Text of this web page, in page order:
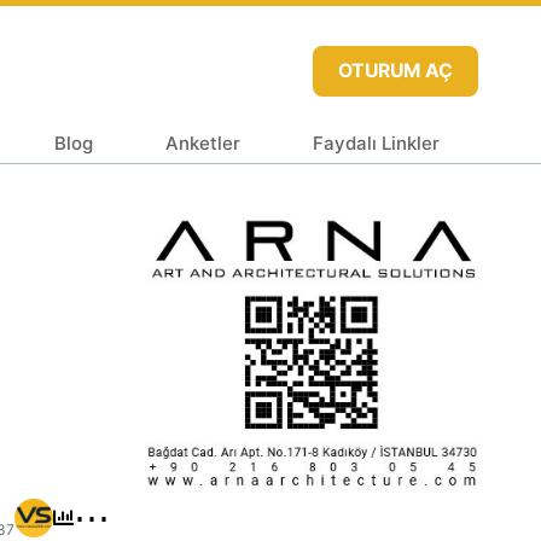
OTURUM AÇ
Blog Anketler Faydalı Linkler
⋯